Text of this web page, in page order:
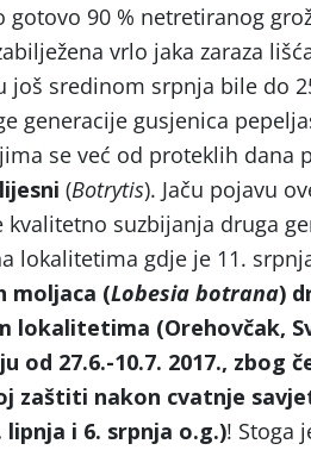
90 % netretiranog
vrlo jaka zaraza
još sredinom srpnja bile do
generacije gusjenica
se već od proteklih dana
(Botrytis). Jaču pojavu
suzbijanja druga
lokalitetima gdje je 11.
moljaca (Lobesia botrana)
lokalitetima (Orehovčak,
27.6.-10.7. 2017., zbog
zaštiti nakon cvatnje
i 6. srpnja o.g.)! Stoga